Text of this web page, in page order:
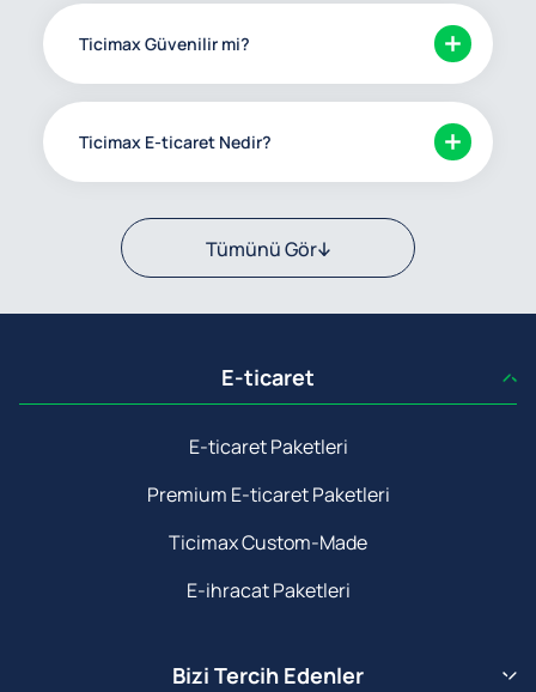
Ticimax Güvenilir mi?
Ticimax E-ticaret Nedir?
Tümünü Gör
E-ticaret
E-ticaret Paketleri
Premium E-ticaret Paketleri
Ticimax Custom-Made
E-ihracat Paketleri
Bizi Tercih Edenler